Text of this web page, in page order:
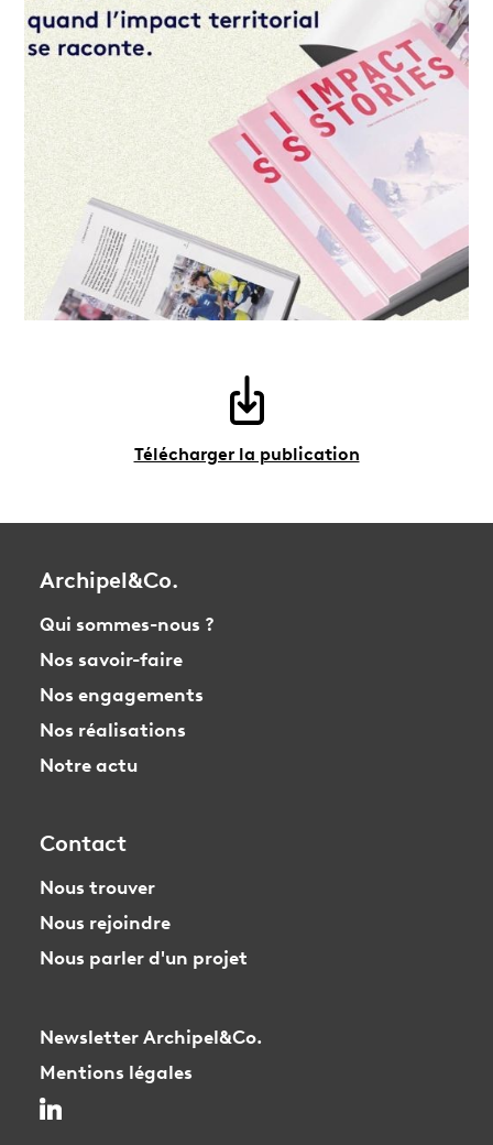
Télécharger la publication
Archipel&Co.
Qui sommes-nous ?
Nos savoir-faire
Nos engagements
Nos réalisations
Notre actu
Contact
Nous trouver
Nous rejoindre
Nous parler d'un projet
Newsletter Archipel&Co.
Mentions légales